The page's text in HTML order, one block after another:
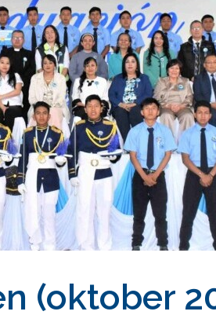
(oktober